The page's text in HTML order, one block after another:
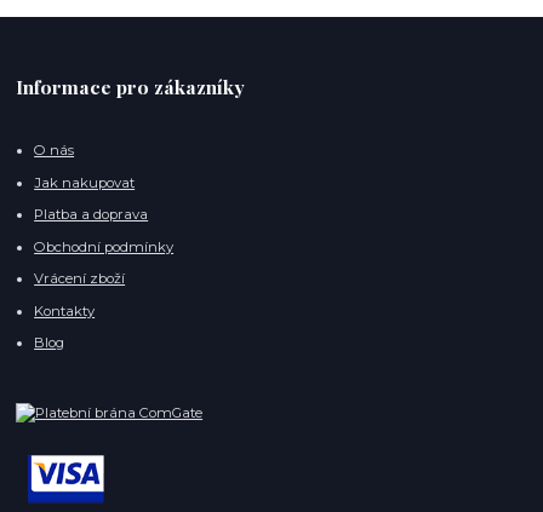
Informace pro zákazníky
O nás
Jak nakupovat
Platba a doprava
Obchodní podmínky
Vrácení zboží
Kontakty
Blog